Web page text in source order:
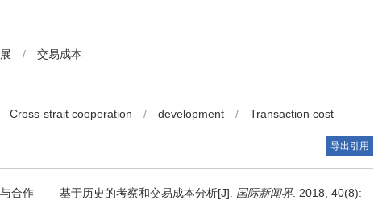
/ 交易成本
Cross-strait cooperation / development / Transaction cost
导出引用
合作 ——基于历史的考察和交易成本分析[J]. 国际新闻界 . 2018, 40(8):